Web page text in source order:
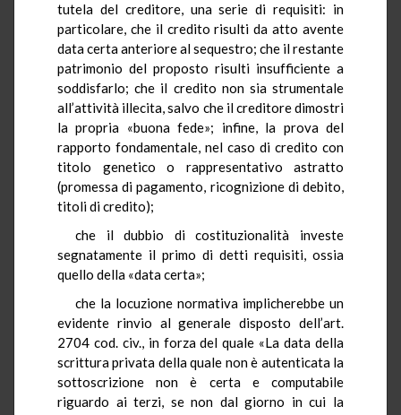
tutela del creditore, una serie di requisiti: in
particolare, che il credito risulti da atto avente
data certa anteriore al sequestro; che il restante
patrimonio del proposto risulti insufficiente a
soddisfarlo; che il credito non sia strumentale
all’attività illecita, salvo che il creditore dimostri
la propria «buona fede»; infine, la prova del
rapporto fondamentale, nel caso di credito con
titolo genetico o rappresentativo astratto
(promessa di pagamento, ricognizione di debito,
titoli di credito);
che il dubbio di costituzionalità investe
segnatamente il primo di detti requisiti, ossia
quello della «data certa»;
che la locuzione normativa implicherebbe un
evidente rinvio al generale disposto dell’art.
2704 cod. civ., in forza del quale «La data della
scrittura privata della quale non è autenticata la
sottoscrizione non è certa e computabile
riguardo ai terzi, se non dal giorno in cui la